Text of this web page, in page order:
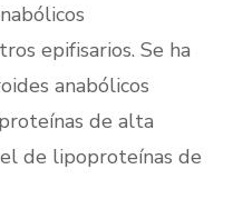
epifisarios. Se ha
anabólicos
de alta
de lipoproteínas de